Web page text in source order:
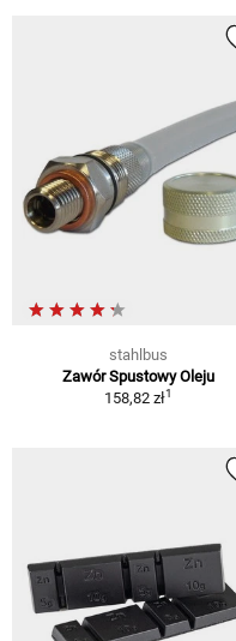
stahlbus
Zawór Spustowy Oleju
158,82 zł1